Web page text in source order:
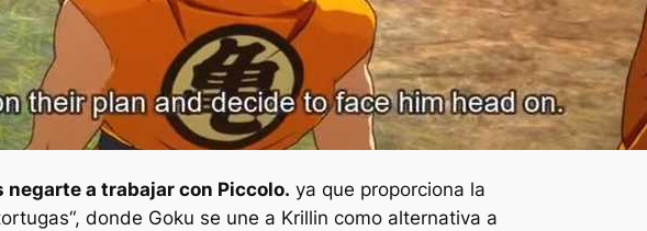
negarte a trabajar con Piccolo. ya que proporciona la
“, donde Goku se une a Krillin como alternativa a